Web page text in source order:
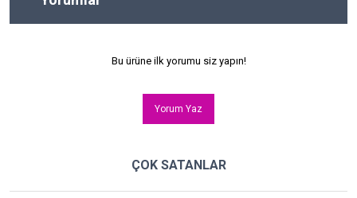
Bu ürüne ilk yorumu siz yapın!
Yorum Yaz
ÇOK SATANLAR